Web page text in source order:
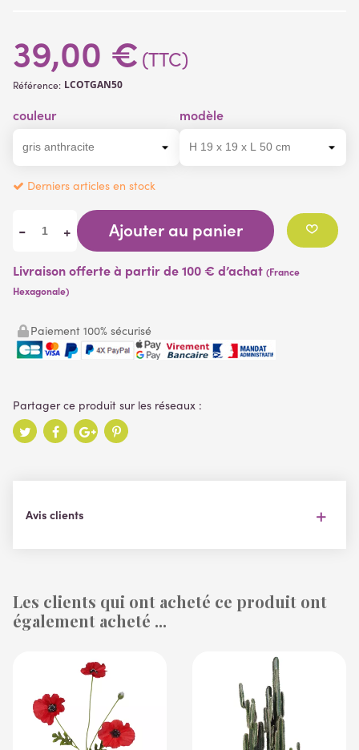
39,00 € (TTC)
Référence: LCOTGAN50
couleur modèle
Derniers articles en stock
- + Ajouter au panier
Livraison offerte à partir de 100 € d’achat (France
Hexagonale)
Paiement 100% sécurisé
Avis clients
Les clients qui ont acheté ce produit ont
également acheté ...